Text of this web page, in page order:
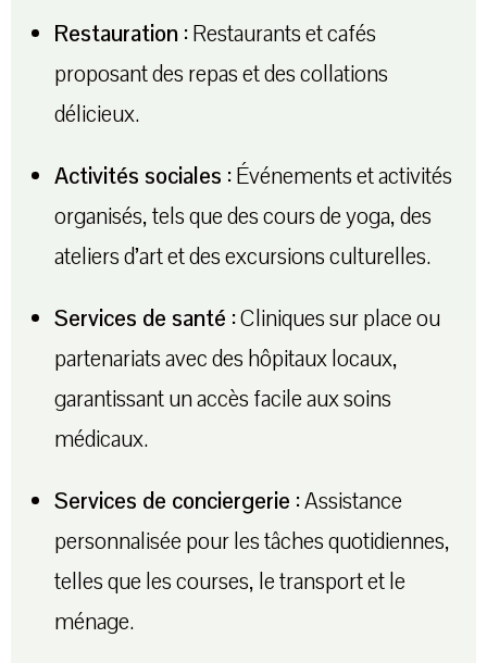
Restauration :Restaurants et cafés
proposant des repas et des collations
délicieux.
Activités sociales :Événements et activités
organisés, tels que des cours de yoga, des
ateliers d’art et des excursions culturelles.
Services de santé :Cliniques sur place ou
partenariats avec des hôpitaux locaux,
garantissant un accès facile aux soins
médicaux.
Services de conciergerie :Assistance
personnalisée pour les tâches quotidiennes,
telles que les courses, le transport et le
ménage.